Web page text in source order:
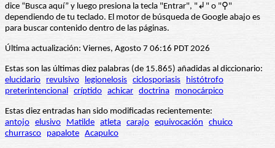
dice “Busca aquí” y luego presiona la tecla "Entrar", "↲" o "⚲"
dependiendo de tu teclado. El motor de búsqueda de Google abajo es
para buscar contenido dentro de las páginas.
Última actualización: Viernes, Agosto 7 06:16 PDT 2026
Estas son las últimas diez palabras (de 15.865) añadidas al diccionario:
elucidario
revulsivo legionelosis ciclosporiasis
histótrofo
preterintencional críptido achicar doctrina monocárpico
Estas diez entradas han sido modificadas recientemente:
antojo elusivo Matilde atleta carajo equivocación
chuico
churrasco
papalote Acapulco